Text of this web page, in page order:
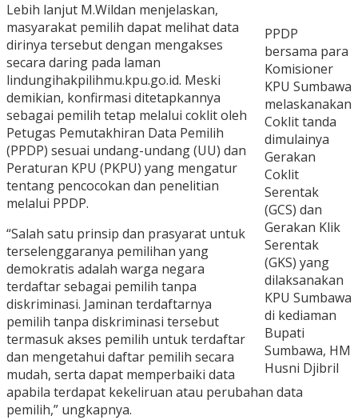
PPDP
bersama para
Komisioner
KPU Sumbawa
melaskanakan
Coklit tanda
dimulainya
Gerakan
Coklit
Serentak
(GCS) dan
Gerakan Klik
Serentak
(GKS) yang
dilaksanakan
KPU Sumbawa
di kediaman
Bupati
Sumbawa, HM
Husni Djibril
Lebih lanjut M.Wildan menjelaskan,
masyarakat pemilih dapat melihat data
dirinya tersebut dengan mengakses
secara daring pada laman
lindungihakpilihmu.kpu.go.id. Meski
demikian, konfirmasi ditetapkannya
sebagai pemilih tetap melalui coklit oleh
Petugas Pemutakhiran Data Pemilih
(PPDP) sesuai undang-undang (UU) dan
Peraturan KPU (PKPU) yang mengatur
tentang pencocokan dan penelitian
melalui PPDP.
“Salah satu prinsip dan prasyarat untuk
terselenggaranya pemilihan yang
demokratis adalah warga negara
terdaftar sebagai pemilih tanpa
diskriminasi. Jaminan terdaftarnya
pemilih tanpa diskriminasi tersebut
termasuk akses pemilih untuk terdaftar
dan mengetahui daftar pemilih secara
mudah, serta dapat memperbaiki data
apabila terdapat kekeliruan atau perubahan data
pemilih,” ungkapnya.